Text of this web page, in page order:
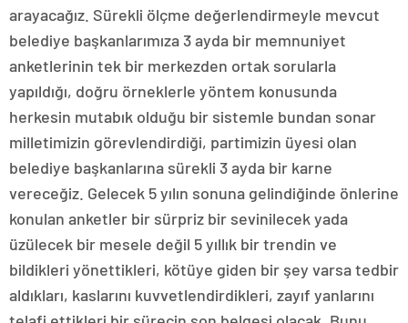
arayacağız. Sürekli ölçme değerlendirmeyle mevcut
belediye başkanlarımıza 3 ayda bir memnuniyet
anketlerinin tek bir merkezden ortak sorularla
yapıldığı, doğru örneklerle yöntem konusunda
herkesin mutabık olduğu bir sistemle bundan sonar
milletimizin görevlendirdiği, partimizin üyesi olan
belediye başkanlarına sürekli 3 ayda bir karne
vereceğiz. Gelecek 5 yılın sonuna gelindiğinde önlerine
konulan anketler bir sürpriz bir sevinilecek yada
üzülecek bir mesele değil 5 yıllık bir trendin ve
bildikleri yönettikleri, kötüye giden bir şey varsa tedbir
aldıkları, kaslarını kuvvetlendirdikleri, zayıf yanlarını